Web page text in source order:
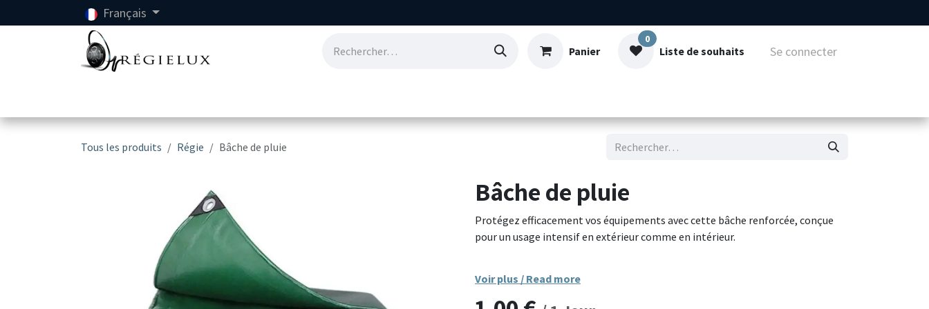
Se rendre au contenu Français
Panier
0
Liste de souhaits Se connecter
Tous les produits Régie Bâche de pluie
Bâche de pluie
Protégez efficacement vos équipements avec cette bâche renforcée, conçue
pour un usage intensif en extérieur comme en intérieur.
intempéries, aux déchirures et aux rayons UV. Ses œillets métalliques
solidement fixés sur les bords permettent un arrimage facile et sécurisé. Sa
Voir plus / Read more